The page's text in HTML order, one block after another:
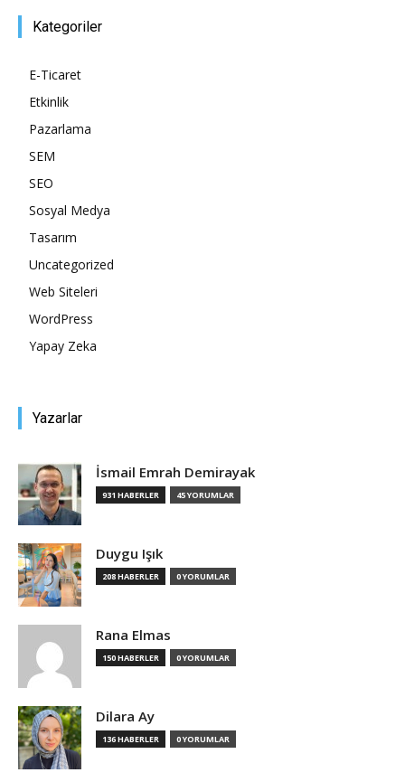
Kategoriler
E-Ticaret
Etkinlik
Pazarlama
SEM
SEO
Sosyal Medya
Tasarım
Uncategorized
Web Siteleri
WordPress
Yapay Zeka
Yazarlar
İsmail Emrah Demirayak
931 HABERLER 45 YORUMLAR
Duygu Işık
208 HABERLER 0 YORUMLAR
Rana Elmas
150 HABERLER 0 YORUMLAR
Dilara Ay
136 HABERLER 0 YORUMLAR